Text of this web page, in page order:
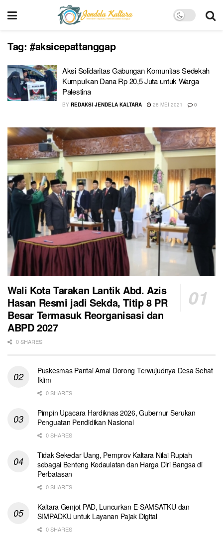
Tag: #aksicepattanggap
Aksi Solidaritas Gabungan Komunitas Sedekah
Kumpulkan Dana Rp 20,5 Juta untuk Warga
Palestina
BY REDAKSI JENDELA KALTARA 28 MEI 2021 0
Wali Kota Tarakan Lantik Abd. Azis
Hasan Resmi jadi Sekda, Titip 8 PR
Besar Termasuk Reorganisasi dan
ABPD 2027
0 SHARES
Puskesmas Pantai Amal Dorong Terwujudnya Desa Sehat
Iklim
0 SHARES
Pimpin Upacara Hardiknas 2026, Gubernur Serukan
Penguatan Pendidikan Nasional
0 SHARES
Tidak Sekedar Uang, Pemprov Kaltara Nilai Rupiah
sebagai Benteng Kedaulatan dan Harga Diri Bangsa di
Perbatasan
0 SHARES
Kaltara Genjot PAD, Luncurkan E-SAMSATKU dan
SIMPADKU untuk Layanan Pajak Digital
0 SHARES